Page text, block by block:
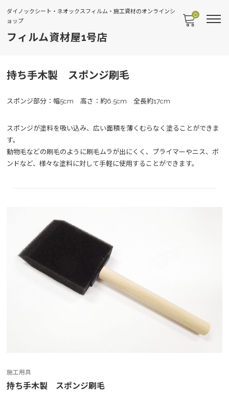
ダイノックシート・ネオックスフィルム・施工資材のオンラインシ
ョップ
フィルム資材屋1号店
0
持ち手木製 スポンジ刷毛
スポンジ部分：幅5cm 高さ：約6.5cm 全長約17cm
スポンジが塗料を吸い込み、広い面積を薄くむらなく塗ることができま
す。
動物毛などの刷毛のように刷毛ムラが出にくく、プライマーやニス、ボ
ンドなど、様々な塗料に対して手軽に使用することができます。
施工用具
持ち手木製 スポンジ刷毛